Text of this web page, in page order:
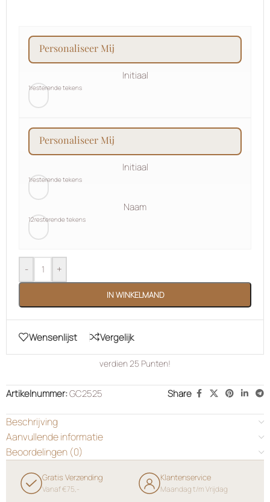
personaliseer mij
Initiaal
1resterende tekens
personaliseer mij
Initiaal
1resterende tekens
Naam
12resterende tekens
- +
IN WINKELMAND
Wensenlijst Vergelijk
verdien25 Punten!
Artikelnummer:GC2525 Share
Beschrijving
Aanvullende informatie
Beoordelingen (0)
Gratis Verzending
Vanaf €75,-
Klantenservice
Maandag t/m Vrijdag